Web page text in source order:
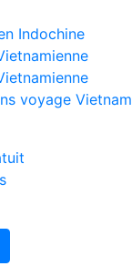
Indochine
voyage Vietnam